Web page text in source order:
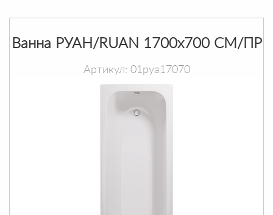
Ванна РУАН/RUAN 1700х700 СМ/ПР
Артикул: 01руа17070